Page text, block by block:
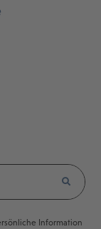
Information